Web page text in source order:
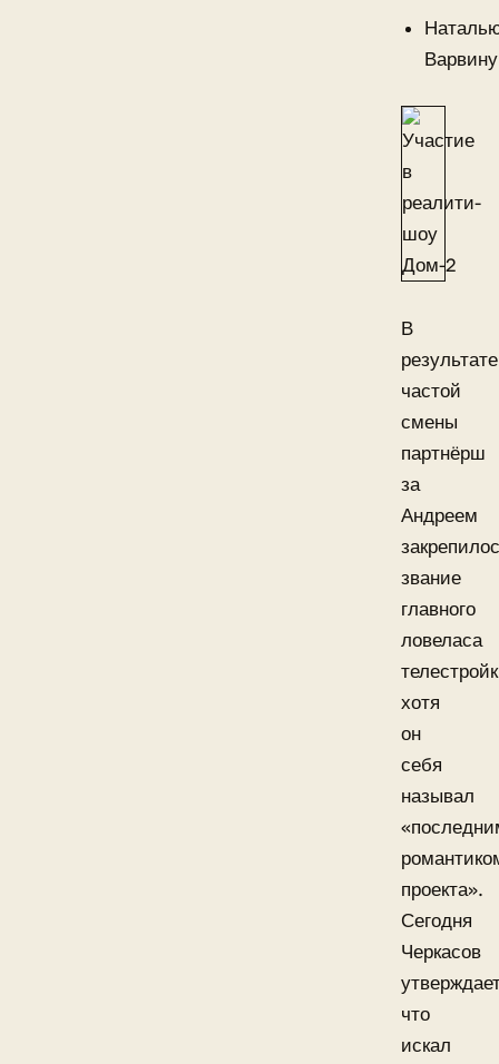
В
результате
частой
смены
партнёрш
за
Андреем
звание
главного
ловеласа
хотя
он
себя
называл
проекта».
Сегодня
Черкасов
что
искал